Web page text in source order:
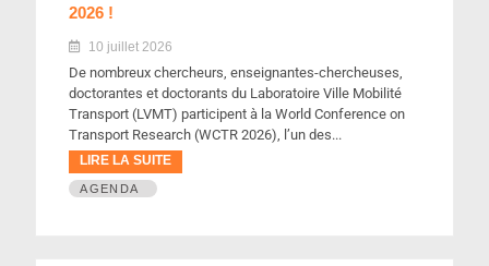
2026 !
10 juillet 2026
De nombreux chercheurs, enseignantes-chercheuses,
doctorantes et doctorants du Laboratoire Ville Mobilité
Transport (LVMT) participent à la World Conference on
Transport Research (WCTR 2026), l’un des...
LIRE LA SUITE
AGENDA